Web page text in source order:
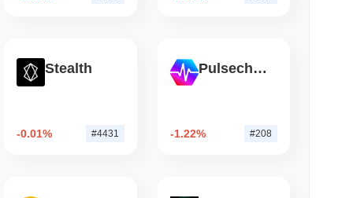
3 دقيقة Stealth
-0.01% #4431
Pulsechain
-1.22% #208